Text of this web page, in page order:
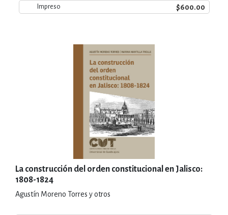
Impreso $600.00
La construcción del orden constitucional en Jalisco:
1808-1824
Agustín Moreno Torres y otros